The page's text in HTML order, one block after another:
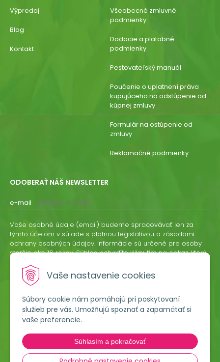
Vaše nastavenie cookies
Súbory cookie nám pomáhajú pri poskytovaní
služieb pre vás. Umožňujú spoznať a zapamätať si
vaše preferencie.
Súhlasím a pokračovať
Lumigreen, s.r.o.
Hradská 535
Výpredaj
Blog
Kontakt
Všeobecné zmluvné
podmienky
Dodacie a platobné
podmienky
Pestovateľský manuál
Poučenie o uplatnení práva
kupujúceho na odstúpenie od
kúpnej zmluvy
Formulár na ostúpenie od
zmluvy
Reklamačné podmienky
ODOBERAŤ NÁŠ NEWSLETTER
e-mail
ODOBERAŤ
Vaše osobné údaje (email) budeme spracovávať len za
týmto účelom v súlade s platnou legislatívou a zásadami
ochrany osobných údajov. Informácie sú určené pre osoby
staršie ako 16 rokov. Súhlas potvrdíte kliknutím na odkaz, ktorý
odvolať písomne, emailom alebo kliknutím na odkaz z
ktoréhokoľvek informačného emailu.